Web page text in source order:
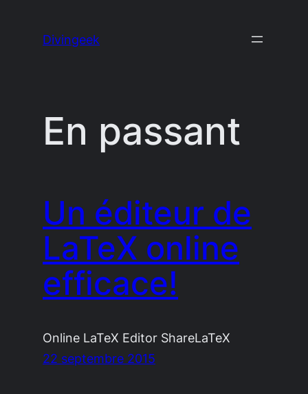
Divingeek
En passant
Un éditeur de
LaTeX online
efficace!
Online LaTeX Editor ShareLaTeX
22 septembre 2015